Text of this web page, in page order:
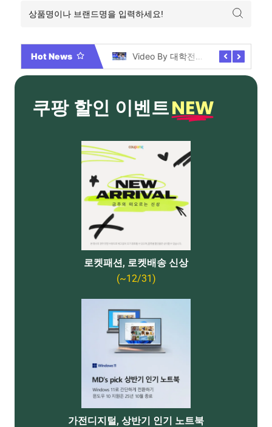
Hot News Video By 대학전쟁 시즌 3 전편 공개 완료!
쿠팡 할인 이벤트NEW
로켓패션, 로켓배송 신상
(~12/31)
가전디지털, 상반기 인기 노트북